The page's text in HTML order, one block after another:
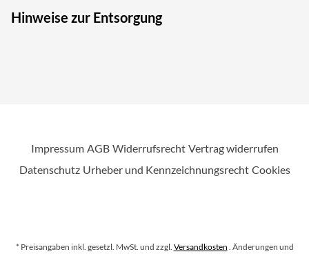
Hinweise zur Entsorgung
Impressum AGB Widerrufsrecht Vertrag widerrufen
Datenschutz Urheber und Kennzeichnungsrecht Cookies
* Preisangaben inkl. gesetzl. MwSt. und zzgl. Versandkosten . Änderungen und